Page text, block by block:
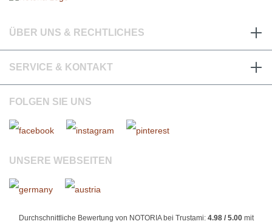
ÜBER UNS & RECHTLICHES
SERVICE & KONTAKT
FOLGEN SIE UNS
UNSERE WEBSEITEN
Durchschnittliche Bewertung von NOTORIA bei Trustami: 4.98 / 5.00mit